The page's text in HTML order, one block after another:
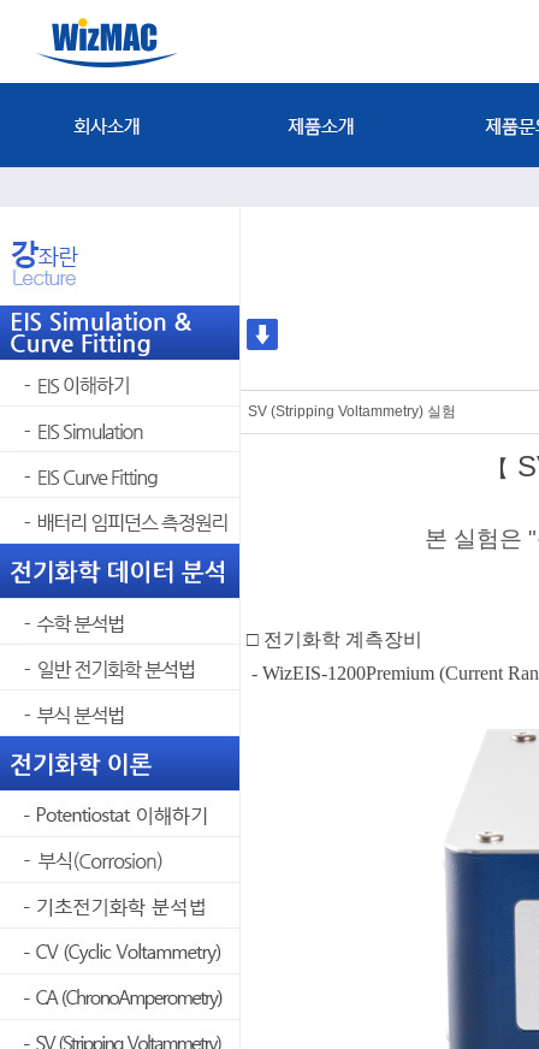
SV (Stripping Voltammetry) 실험
【
본 실험은
□ 전기화학 계측장비
- WizEIS-1200Premium (Current